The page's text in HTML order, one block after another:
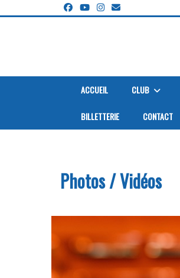
ACCUEIL CLUB
BILLETTERIE CONTACT
Photos / Vidéos
Panneau de gestion des cookies